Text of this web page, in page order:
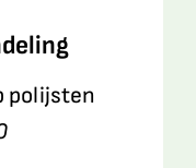
polijsten